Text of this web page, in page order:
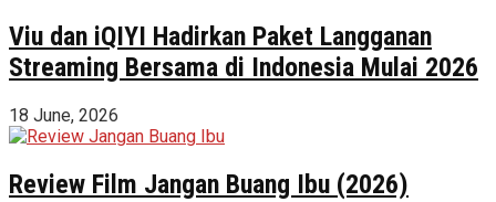
Viu dan iQIYI Hadirkan Paket Langganan
Streaming Bersama di Indonesia Mulai 2026
18 June, 2026
Review Film Jangan Buang Ibu (2026)